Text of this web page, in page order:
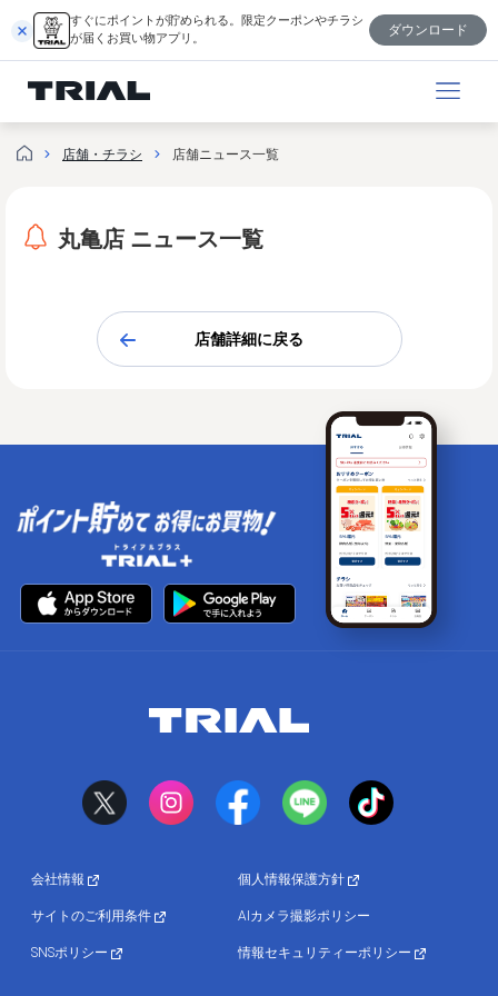
を
キ
すぐにポイントが貯められる。限定クーポンやチラシ
が届くお買い物アプリ。
ダウンロード
店舗・チラシ 店舗ニュース一覧
丸亀店 ニュース一覧
店舗詳細に戻る
会社情報 個人情報保護方針
サイトのご利用条件 AIカメラ撮影ポリシー
SNSポリシー 情報セキュリティーポリシー